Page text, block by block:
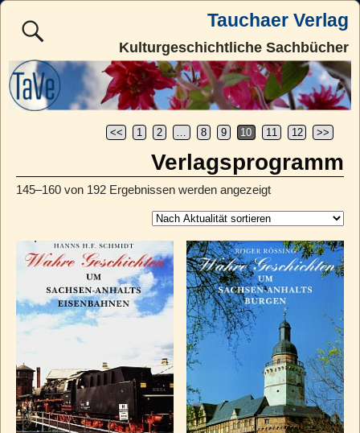
Tauchaer Verlag
Kulturgeschichtliche Sachbücher
<< 1 2 8 9 10 11 12 >>
Verlagsprogramm
145–160 von 192 Ergebnissen werden angezeigt